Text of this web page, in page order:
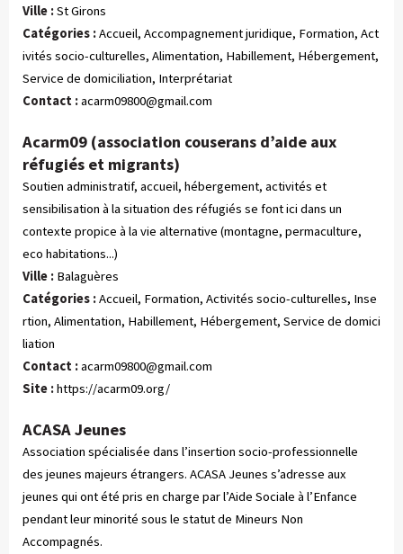
Ville :St Girons
Catégories : Accueil, Accompagnement juridique, Formation, Act
ivités socio-culturelles, Alimentation, Habillement, Hébergement,
Service de domiciliation, Interprétariat
Contact :acarm09800@gmail.com
Acarm09 (association couserans d’aide aux
réfugiés et migrants)
Soutien administratif, accueil, hébergement, activités et
sensibilisation à la situation des réfugiés se font ici dans un
contexte propice à la vie alternative (montagne, permaculture,
eco habitations...)
Ville : Balaguères
Catégories : Accueil, Formation, Activités socio-culturelles, Inse
rtion, Alimentation, Habillement, Hébergement, Service de domici
liation
Contact :acarm09800@gmail.com
Site :https://acarm09.org/
ACASA Jeunes
Association spécialisée dans l’insertion socio-professionnelle
des jeunes majeurs étrangers. ACASA Jeunes s’adresse aux
jeunes qui ont été pris en charge par l’Aide Sociale à l’Enfance
pendant leur minorité sous le statut de Mineurs Non
Accompagnés.